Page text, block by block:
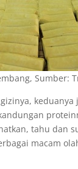
Sumber:
keduanya
tahu dan
macam